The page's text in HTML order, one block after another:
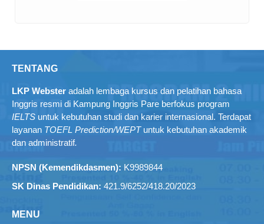
TENTANG
LKP Webster adalah lembaga kursus dan pelatihan bahasa
Inggris resmi di Kampung Inggris Pare berfokus program
IELTS untuk kebutuhan studi dan karier internasional. Terdapat
layanan TOEFL Prediction/WEPTuntuk kebutuhan akademik
dan administratif.
NPSN (Kemendikdasmen): K9989844
SK Dinas Pendidikan: 421.9/6252/418.20/2023
MENU